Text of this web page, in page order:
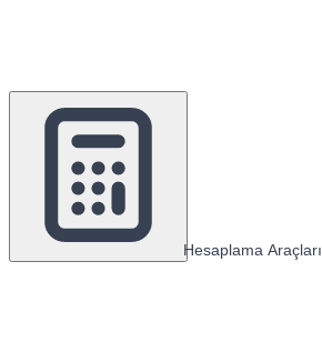
Hesaplama Araçları